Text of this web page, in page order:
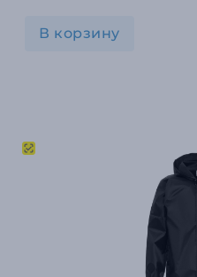
В корзину